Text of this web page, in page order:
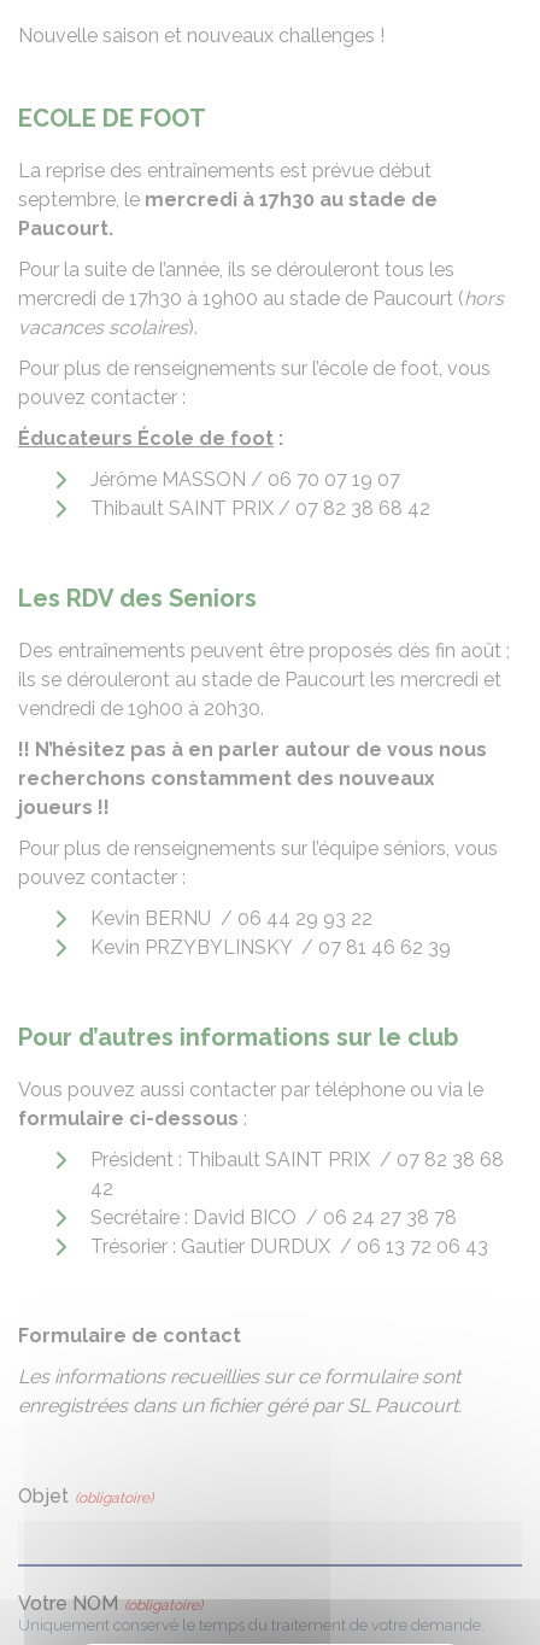
Nouvelle saison et nouveaux challenges !
ECOLE DE FOOT
La reprise des entraînements est prévue début
septembre, le mercredi à 17h30 au stade de
Paucourt.
Pour la suite de l’année, ils se dérouleront tous les
mercredi de 17h30 à 19h00 au stade de Paucourt (hors
vacances scolaires).
Pour plus de renseignements sur l’école de foot, vous
pouvez contacter :
Éducateurs École de foot :
Jérôme MASSON / 06 70 07 19 07
Thibault SAINT PRIX / 07 82 38 68 42
Les RDV des Seniors
Des entraînements peuvent être proposés dès fin août ;
ils se dérouleront au stade de Paucourt les mercredi et
vendredi de 19h00 à 20h30.
!! N’hésitez pas à en parler autour de vous nous
recherchons constamment des nouveaux
joueurs !!
Pour plus de renseignements sur l’équipe séniors, vous
pouvez contacter :
Kevin BERNU / 06 44 29 93 22
Kevin PRZYBYLINSKY / 07 81 46 62 39
Pour d’autres informations sur le club
Vous pouvez aussi contacter par téléphone ou via le
formulaire ci-dessous :
Président : Thibault SAINT PRIX / 07 82 38 68
42
Secrétaire : David BICO / 06 24 27 38 78
Trésorier : Gautier DURDUX / 06 13 72 06 43
Formulaire de contact
Les informations recueillies sur ce formulaire sont
enregistrées dans un fichier géré par SL Paucourt.
Objet (obligatoire)
Votre NOM (obligatoire)
Uniquement conservé le temps du traitement de votre demande.